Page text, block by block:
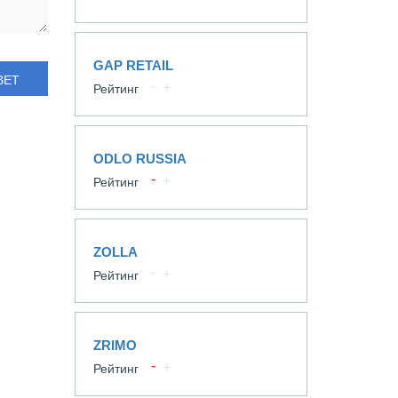
GAP RETAIL
Рейтинг
ODLO RUSSIA
Рейтинг
ZOLLA
Рейтинг
ZRIMO
Рейтинг